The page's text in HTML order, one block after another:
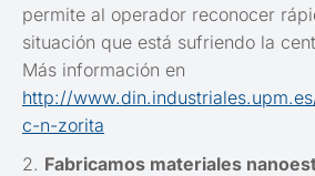
permite al operador reconocer
situación que está sufriendo la
Más información en
http://
c-n-zorita
2. Fabricamos materiales